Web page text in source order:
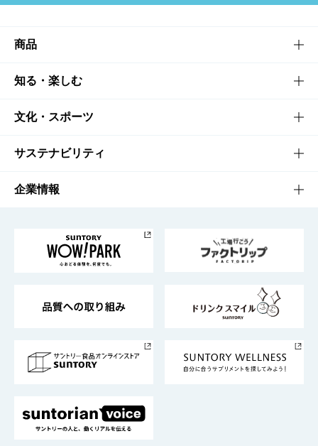
商品
商品TOP
商品一覧
商品発売情報
栄養成分一覧
知る・楽しむ
知る・楽しむTOP
キャンペーン
工場見学
地域情報
文化・スポーツ
文化・スポーツTOP
サントリーホール
サントリーサンバーズ大阪
サステナビリティ
サステナビリティTOP
サントリーが考えるサステナビリティ経営
企業情報
企業概要
採用情報